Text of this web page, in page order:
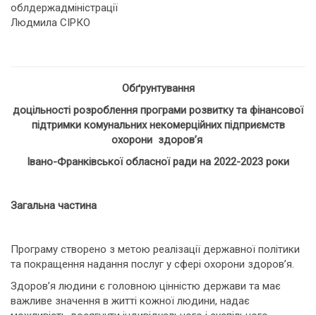
облдержадміністрації
Людмила СІРКО
Обґрунтування
доцільності розроблення програми розвитку та фінансової
підтримки комунальних некомерційних підприємств
охорони здоров’я
Івано-Франківської обласної ради на 2022-2023 роки
Загальна частина
Програму створено з метою реалізації державної політики
та покращення надання послуг у сфері охорони здоров’я.
Здоров’я людини є головною цінністю держави та має
важливе значення в житті кожної людини, надає